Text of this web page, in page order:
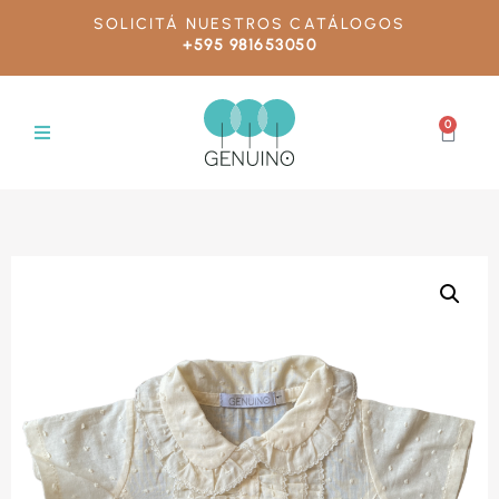
SOLICITÁ NUESTROS CATÁLOGOS
+595 981653050
0